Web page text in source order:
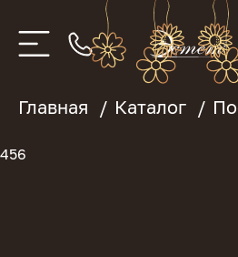
Главная Каталог
456